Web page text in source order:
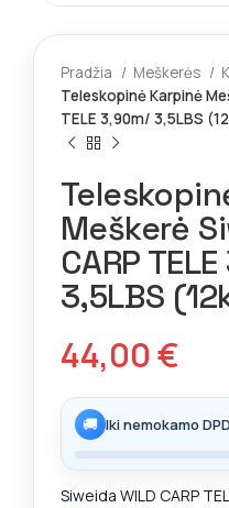
Pradžia Meškerės
Teleskopinė Karpinė
TELE 3,90m/ 3,5LBS
Meškerė
CARP
3,5LBS
44,00€
🚚 Iki nemokamo
Siweida WILD CARP